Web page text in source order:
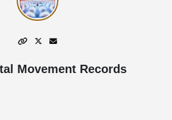
Movement Records